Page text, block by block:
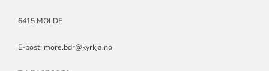
6415 MOLDE
E-post: more.bdr@kyrkja.no